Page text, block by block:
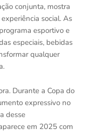
conjunta, mostra
social. As
esportivo e
especiais, bebidas
qualquer
Durante a Copa do
expressivo no
desse
em 2025 com